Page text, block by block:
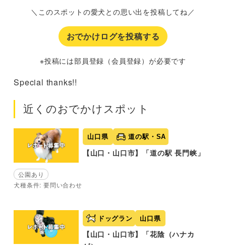
＼このスポットの愛犬との思い出を投稿してね／
おでかけログを投稿する
※投稿には部員登録（会員登録）が必要です
Special thanks!!
近くのおでかけスポット
山口県 道の駅・SA
【山口・山口市】「道の駅 長門峡」
公園あり
犬種条件: 要問い合わせ
ドッグラン 山口県
【山口・山口市】「花陰（ハナカ